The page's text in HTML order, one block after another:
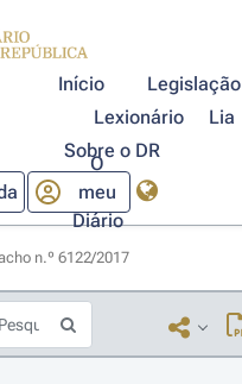
Início
Legislação
Lexionário
Lia
Sobre o DR
O
meu
Diário
n.º 6122/2017